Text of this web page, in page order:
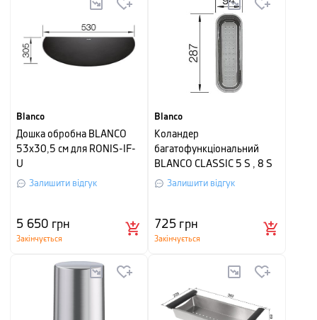
Blanco
Дошка обробна BLANCO
53х30,5 см для RONIS-IF-
U
Залишити відгук
5 650 грн
Закінчується
Blanco
Коландер
багатофункціональний
BLANCO CLASSIC 5 S , 8 S
(пластик)
Залишити відгук
725грн
Закінчується